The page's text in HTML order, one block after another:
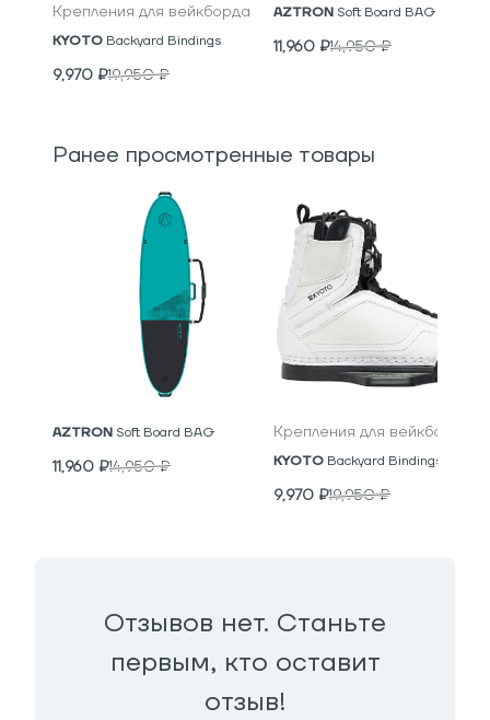
Крепления для вейкборда
KYOTO Backyard Bindings
9,970 ₽19,950₽
AZTRON Soft Board BAG
11,960 ₽14,950₽
Ранее просмотренные товары
AZTRON Soft Board BAG
11,960 ₽14,950₽
Крепления для вейкборда
KYOTO Backyard Bindings
9,970 ₽19,950₽
Отзывов нет. Станьте
первым, кто оставит
отзыв!